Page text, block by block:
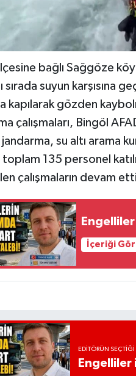
bağlı Sağgöze
sırada suyun karşısına
kapılarak gözden
çalışmaları, Bingöl
jandarma, su altı arama
toplam 135 personel
çalışmaların devam
İçeriği
EDITÖRÜN SEÇTIĞI
Engelliler